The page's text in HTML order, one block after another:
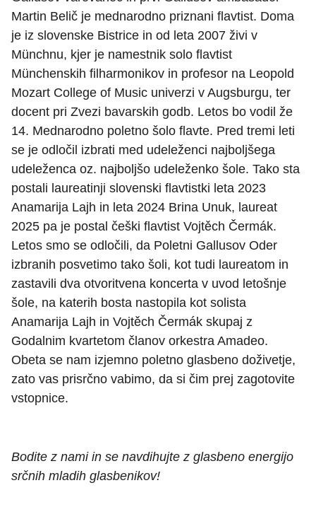
Martin Belič je mednarodno priznani flavtist. Doma
je iz slovenske Bistrice in od leta 2007 živi v
Münchnu, kjer je namestnik solo flavtist
Münchenskih filharmonikov in profesor na Leopold
Mozart College of Music univerzi v Augsburgu, ter
docent pri Zvezi bavarskih godb. Letos bo vodil že
14. Mednarodno poletno šolo flavte. Pred tremi leti
se je odločil izbrati med udeleženci najboljšega
udeleženca oz. najboljšo udeleženko šole. Tako sta
postali laureatinji slovenski flavtistki leta 2023
Anamarija Lajh in leta 2024 Brina Unuk, laureat
2025 pa je postal češki flavtist Vojtěch Čermák.
Letos smo se odločili, da Poletni Gallusov Oder
izbranih posvetimo tako šoli, kot tudi laureatom in
zastavili dva otvoritvena koncerta v uvod letošnje
šole, na katerih bosta nastopila kot solista
Anamarija Lajh in Vojtěch Čermák skupaj z
Godalnim kvartetom članov orkestra Amadeo.
Obeta se nam izjemno poletno glasbeno doživetje,
zato vas prisrčno vabimo, da si čim prej zagotovite
vstopnice.
Bodite z nami in se navdihujte z glasbeno energijo
srčnih mladih glasbenikov!